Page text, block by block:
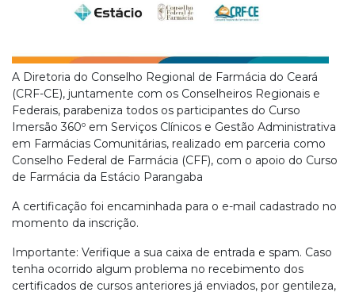
A Diretoria do Conselho Regional de Farmácia do Ceará
(CRF-CE), juntamente com os Conselheiros Regionais e
Federais, parabeniza todos os participantes do Curso
Imersão 360º em Serviços Clínicos e Gestão Administrativa
em Farmácias Comunitárias, realizado em parceria como
Conselho Federal de Farmácia (CFF), com o apoio do Curso
de Farmácia da Estácio Parangaba
A certificação foi encaminhada para o e-mail cadastrado no
momento da inscrição.
Importante: Verifique a sua caixa de entrada e spam. Caso
tenha ocorrido algum problema no recebimento dos
certificados de cursos anteriores já enviados, por gentileza,